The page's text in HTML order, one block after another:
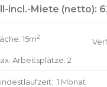
incl.-Miete (netto):
15m2
Arbeitsplätze: 2
1 Monat